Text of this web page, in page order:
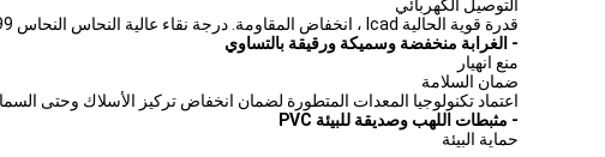
التوصيل الكهربائي
قدرة قوية الحالية lcad ، انخفاض المقاومة. درجة نقاء عالية النحاس النحاس 99.99 ٪
- الغرابة منخفضة وسميكة ورقيقة بالتساوي
منع انهيار
ضمان السلامة
اعتماد تكنولوجيا المعدات المتطورة لضمان انخفاض تركيز الأسلاك وحتى
- مثبطات اللهب وصديقة للبيئة PVC
حماية البيئة